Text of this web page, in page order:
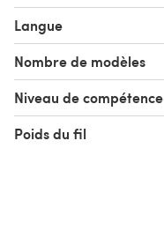
Langue
Nombre de modèles
Niveau de compétence
Poids du fil